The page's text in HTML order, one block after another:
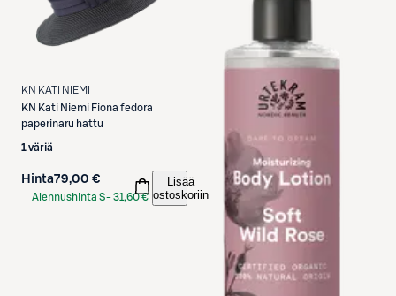
KN KATI NIEMI
KN Kati Niemi Fiona fedora
paperinaru hattu
1 väriä
Hinta79,00 €
Alennushinta S-31,60 €
Lisää
ostoskoriin